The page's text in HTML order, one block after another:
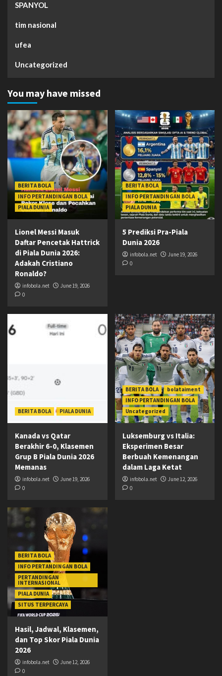
SPANYOL
tim nasional
ufea
Uncategorized
You may have missed
BERITA BOLA
INFO PERTANDINGAN BOLA
PIALA DUNIA
Lionel Messi Masuk
Daftar Pencetak Hattrick
di Piala Dunia 2026:
Adakah Cristiano
Ronaldo?
infobola.net
June 19, 2026
0
BERITA BOLA
INFO PERTANDINGAN BOLA
PIALA DUNIA
5 Prediksi Pra-Piala
Dunia 2026
infobola.net
June 19, 2026
0
BERITA BOLA PIALA DUNIA
Kanada vs Qatar
Berakhir 6-0, Klasemen
Grup B Piala Dunia 2026
Memanas
infobola.net
June 19, 2026
0
BERITA BOLA
bolataiment
INFO PERTANDINGAN BOLA
Uncategorized
Luksemburg vs Italia:
Eksperimen Besar
Berbuah Kemenangan
dalam Laga Ketat
infobola.net
June 12, 2026
0
BERITA BOLA
INFO PERTANDINGAN BOLA
PERTANDINGAN
INTERNASIONAL
PIALA DUNIA
SITUS TERPERCAYA
Hasil, Jadwal, Klasemen,
dan Top Skor Piala Dunia
2026
infobola.net
June 12, 2026
0